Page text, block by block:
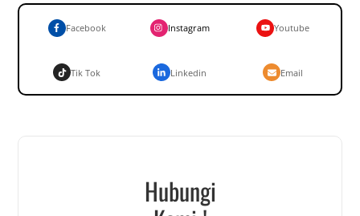
Facebook Instagram Youtube
Tik Tok Linkedin Email
Hubungi